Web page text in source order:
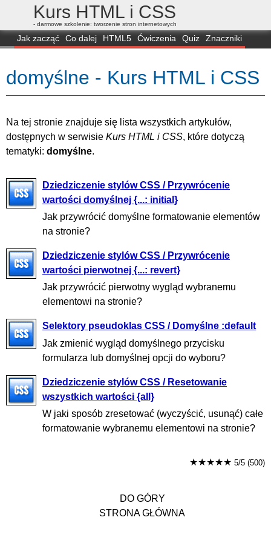
Kurs HTML i CSS
- darmowe szkolenie: tworzenie stron internetowych
Jak zacząć Co dalej HTML5 Ćwiczenia Quiz
Znaczniki
FAQ
Przeglądarki Mapa FORUM
domyślne - Kurs HTML i CSS
Na tej stronie znajduje się lista wszystkich artykułów,
dostępnych w serwisie Kurs HTML i CSS, które dotyczą
tematyki: domyślne.
Dziedziczenie stylów CSS / Przywrócenie
wartości domyślnej {...: initial}
Jak przywrócić domyślne formatowanie elementów
na stronie?
Dziedziczenie stylów CSS / Przywrócenie
wartości pierwotnej {...: revert}
Jak przywrócić pierwotny wygląd wybranemu
elementowi na stronie?
Selektory pseudoklas CSS / Domyślne :default
Jak zmienić wygląd domyślnego przycisku
formularza lub domyślnej opcji do wyboru?
Dziedziczenie stylów CSS / Resetowanie
wszystkich wartości {all}
W jaki sposób zresetować (wyczyścić, usunąć) całe
formatowanie wybranemu elementowi na stronie?
★★★★★ 5/5 (500)
DO GÓRY
STRONA GŁÓWNA